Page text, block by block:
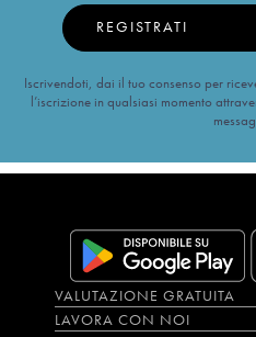
REGISTRATI
Iscrivendoti, dai il tuo consenso per
l’iscrizione in qualsiasi momento
VALUTAZIONE GRATUITA
LAVORA CON NOI